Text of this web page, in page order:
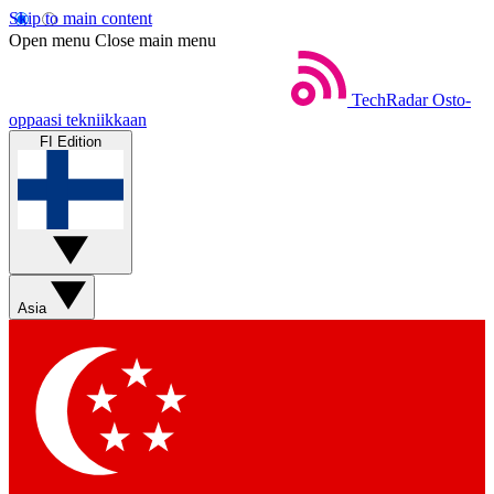
Skip to main content
Open menu Close main menu
TechRadar Osto-
oppaasi tekniikkaan
FI Edition
Asia